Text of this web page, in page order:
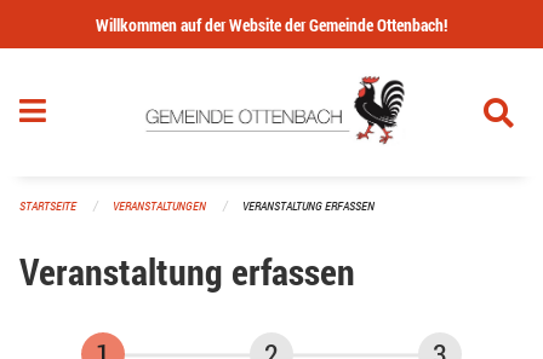
Navigation überspringen
Willkommen auf der Website der Gemeinde Ottenbach!
STARTSEITE VERANSTALTUNGEN VERANSTALTUNG ERFASSEN
Veranstaltung erfassen